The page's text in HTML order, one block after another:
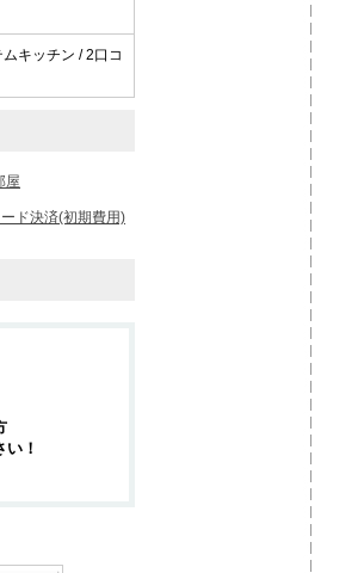
キッチン / 2口コ
屋
ド決済(初期費用)
！